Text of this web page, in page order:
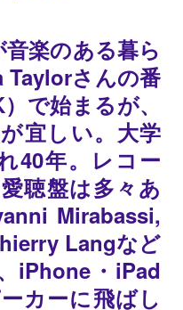
楽のある暮ら
Taylorさんの番
で始まるが、
宜しい。大学
40年。レコー
聴盤は多々あ
Mirabassi,
Langなど
iPhone・iPad
カーに飛ばし